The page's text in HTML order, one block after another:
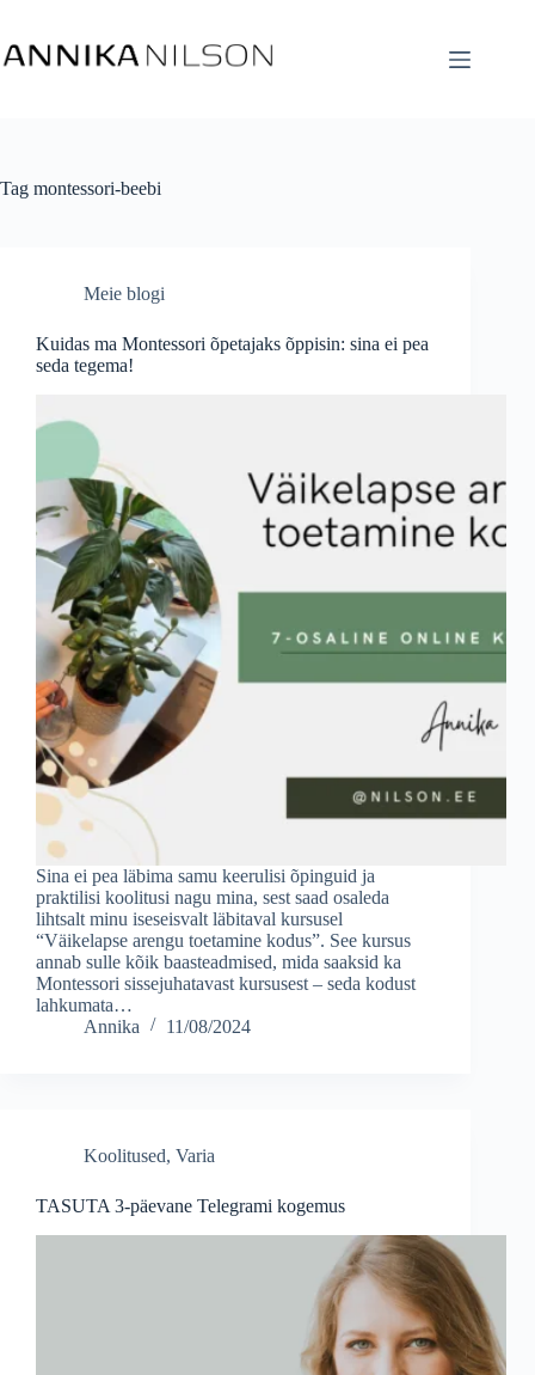
Tag montessori-beebi
Meie blogi
Kuidas ma Montessori õpetajaks õppisin: sina ei pea
seda tegema!
Sina ei pea läbima samu keerulisi õpinguid ja
praktilisi koolitusi nagu mina, sest saad osaleda
lihtsalt minu iseseisvalt läbitaval kursusel
“Väikelapse arengu toetamine kodus”. See kursus
annab sulle kõik baasteadmised, mida saaksid ka
Montessori sissejuhatavast kursusest – seda kodust
lahkumata…
Annika
11/08/2024
Koolitused, Varia
TASUTA 3-päevane Telegrami kogemus